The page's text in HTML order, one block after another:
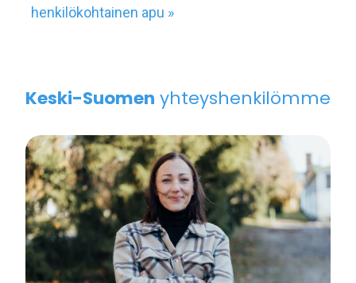
henkilökohtainen apu »
Keski-Suomen yhteyshenkilömme